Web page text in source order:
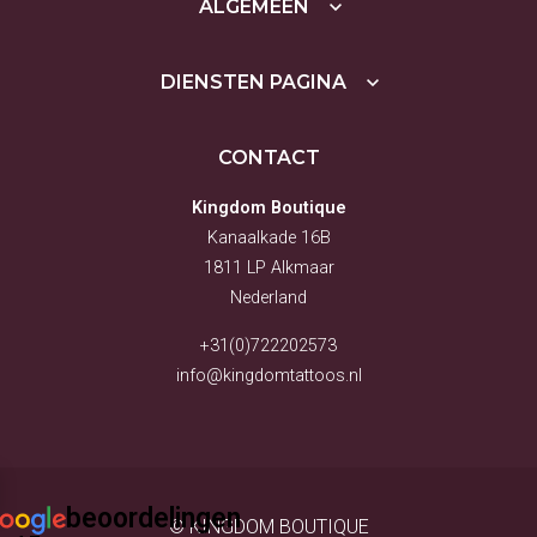
OVER KINGDOM
TATTOOS
OPENINGSTIJDEN
PORTFOLIO
IMPRESSIE SHOP
CONTACT OPNEMEN
MORE)
KYRA (TOOTHGEMS EN
VESTIGINGEN
VESTIGING PURMEREND
ALGEMEEN
DIENSTEN PAGINA
CONTACT
Kingdom Boutique
Kanaalkade 16B
1811 LP Alkmaar
Nederland
+31(0)722202573
info@kingdomtattoos.nl
© KINGDOM BOUTIQUE
beoordelingen